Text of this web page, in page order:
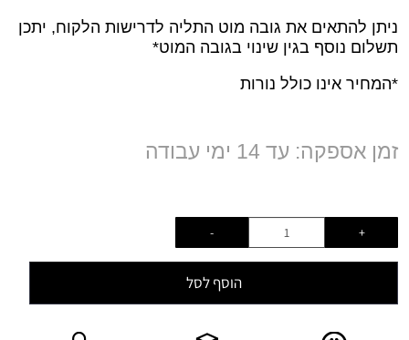
ניתן להתאים את גובה מוט התליה לדרישות הלקוח, יתכן
תשלום נוסף בגין שינוי בגובה המוט*
*המחיר אינו כולל נורות
זמן אספקה: עד 14 ימי עבודה
הוסף לסל